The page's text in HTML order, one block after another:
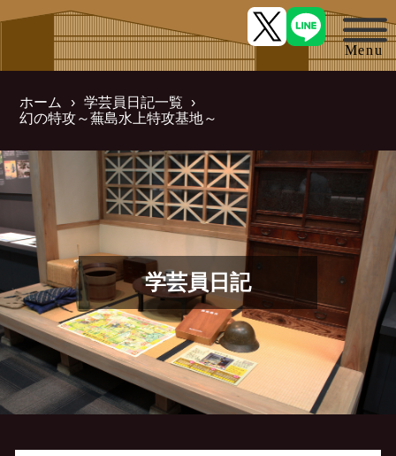
ホーム
学芸員日記一覧
幻の特攻～蕪島水上特攻基地～
学芸員日記